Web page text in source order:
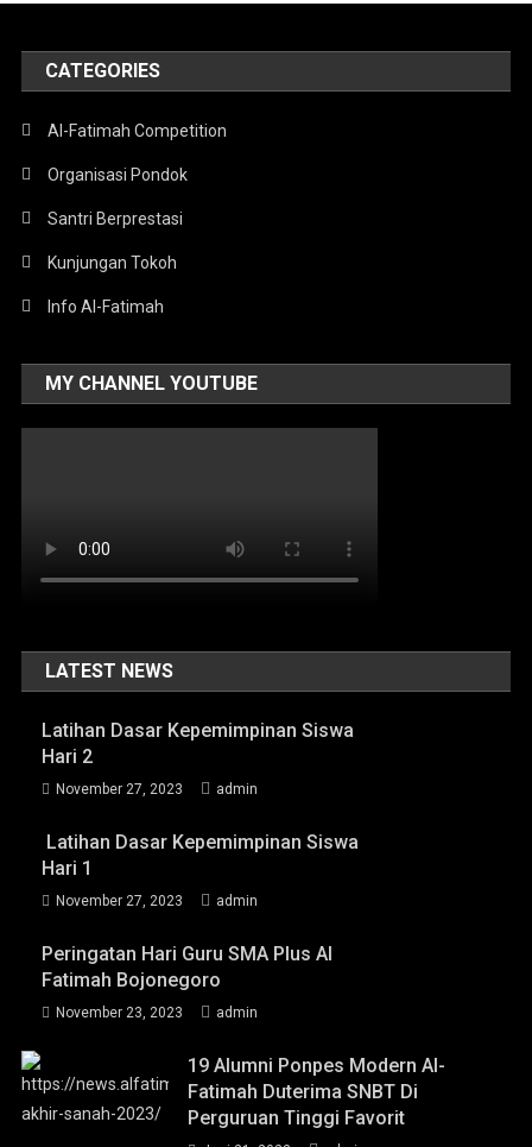
CATEGORIES
Al-Fatimah Competition
Organisasi Pondok
Santri Berprestasi
Kunjungan Tokoh
Info Al-Fatimah
MY CHANNEL YOUTUBE
LATEST NEWS
Latihan Dasar Kepemimpinan Siswa
Hari 2
November 27, 2023 admin
Latihan Dasar Kepemimpinan Siswa
Hari 1
November 27, 2023 admin
Peringatan Hari Guru SMA Plus Al
Fatimah Bojonegoro
November 23, 2023 admin
19 Alumni Ponpes Modern Al-
Fatimah Duterima SNBT Di
Perguruan Tinggi Favorit